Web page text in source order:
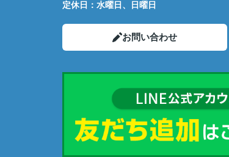
定休日： 水曜日、日曜日
お問い合わせ